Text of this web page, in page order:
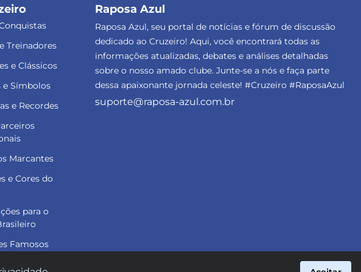
Treinadores
e Clássicos
e Símbolos
e Recordes
Marcantes
e Cores do
para o
Famosos
Raposa Azul
Raposa Azul, seu portal de notícias e fórum de discussão
dedicado ao Cruzeiro! Aqui, você encontrará todas as
informações atualizadas, debates e análises detalhadas
sobre o nosso amado clube. Junte-se a nós e faça parte
dessa apaixonante jornada celeste! #Cruzeiro #RaposaAzul
suporte@raposa-azul.com.br